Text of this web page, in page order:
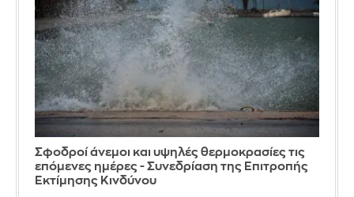
Σφοδροί άνεμοι και υψηλές θερμοκρασίες τις
επόμενες ημέρες - Συνεδρίαση της Επιτροπής
Εκτίμησης Κινδύνου